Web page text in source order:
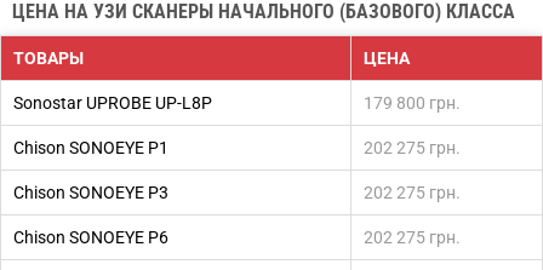
ЦЕНА НА УЗИ СКАНЕРЫ НАЧАЛЬНОГО (БАЗОВОГО) КЛАССА
ТОВАРЫ ЦЕНА
Sonostar UPROBE UP-L8P 179 800 грн.
Chison SONOEYE P1 202 275 грн.
Chison SONOEYE P3 202 275 грн.
Chison SONOEYE P6 202 275 грн.